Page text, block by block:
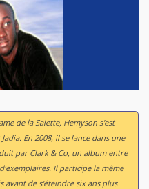
de la Salette, Hemyson s'est
En 2008, il se lance dans une
par Clark & Co, un album entre
Il participe la même
avant de s'éteindre six ans plus